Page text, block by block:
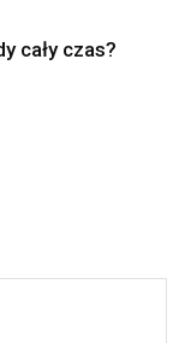
cały czas?